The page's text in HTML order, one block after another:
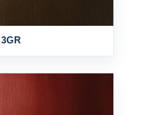
3GR